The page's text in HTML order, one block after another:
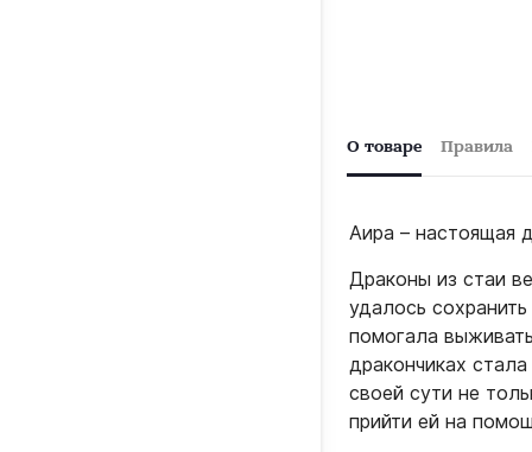
О товаре Правила
Аира – настоящая
Драконы из стаи
удалось
помогала
дракончиках
своей сути не
прийти ей на